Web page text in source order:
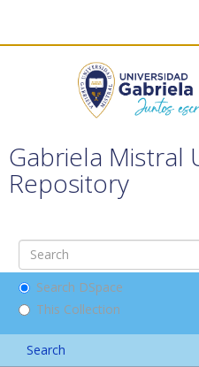
Gabriela Mistral
Repository
Search DSpace
This Collection
Search